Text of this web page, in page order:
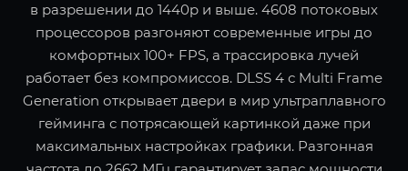
в разрешении до 1440p и выше. 4608 потоковых
процессоров разгоняют современные игры до
комфортных 100+ FPS, а трассировка лучей
работает без компромиссов. DLSS 4 с Multi Frame
Generation открывает двери в мир ультраплавного
гейминга с потрясающей картинкой даже при
максимальных настройках графики. Разгонная